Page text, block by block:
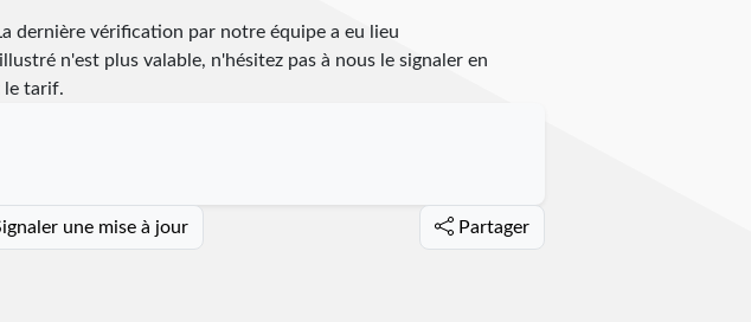
dernière vérification par notre équipe a eu lieu
n'est plus valable, n'hésitez pas à nous le signaler en
le tarif.
une mise à jour Partager